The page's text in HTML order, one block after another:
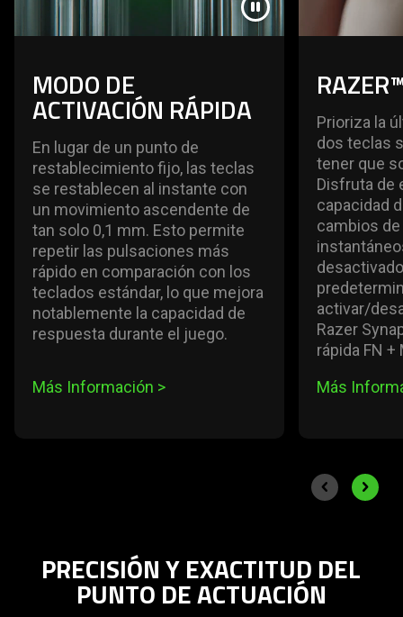
spoken;
visuals
provide
additional
information.
MODO DE
ACTIVACIÓN RÁPIDA
En lugar de un punto de
restablecimiento fijo, las teclas
se restablecen al instante con
un movimiento ascendente de
tan solo 0,1 mm. Esto permite
repetir las pulsaciones más
rápido en comparación con los
teclados estándar, lo que mejora
notablemente la capacidad de
respuesta durante el juego.
Más Información >
Prioriza la
dos teclas
tener que
Disfruta de
capacidad
cambios
activar/
Razer
rápida FN
Más
Previous slide
Next
PRECISIÓN Y EXACTITUD DEL
PUNTO DE ACTUACIÓN